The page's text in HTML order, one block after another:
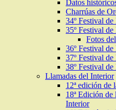
Datos
Charrúas de
34º Festival
35º Festival
Fotos
36º Festival
37º Festival
38º Festival
Llamadas del Interior
12ª edición de
18ª Edición de
Interior